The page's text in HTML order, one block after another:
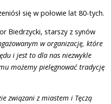
się w połowie lat 80-tych.
Biedrzycki, starszy z synów
w organizację, które
i jest to dla nas niezwykle
możemy pielęgnować tradycję
związani z miastem i Tęczą